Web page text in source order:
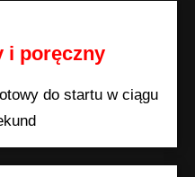
i poręczny
do startu w ciągu